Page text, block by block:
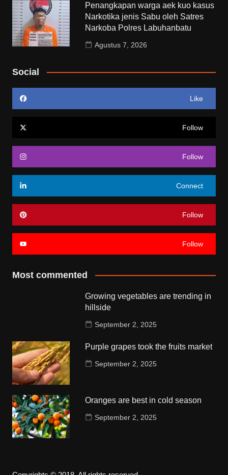
Penangkapan warga aek kuo kasus
Narkotika jenis Sabu oleh Satres
Narkoba Polres Labuhanbatu
Agustus 7, 2026
Social
Like
Follow
Follow
Connect
Follow
Follow
Most commented
Growing vegetables are trending in
hillside
September 2, 2025
Purple grapes took the fruits market
September 2, 2025
Oranges are best in cold season
September 2, 2025